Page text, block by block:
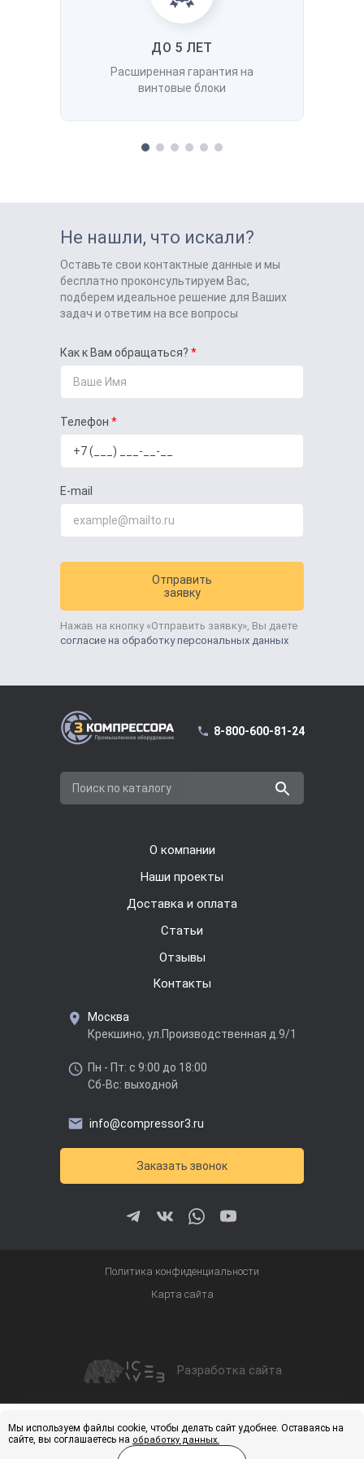
Купить
Получить скидку
ДО 5 ЛЕТ
Расширенная гарантия на
винтовые блоки
Не нашли, что искали?
Оставьте свои контактные данные и мы
бесплатно проконсультируем Вас,
подберем идеальное решение для Ваших
задач и ответим на все вопросы
Как к Вам обращаться?
Телефон
E-mail
Отправить
заявку
Нажав на кнопку «Отправить заявку», Вы даете
согласие на обработку персональных данных
8-800-600-81-24
Поиск по каталогу
О компании
Наши проекты
Доставка и оплата
Cтатьи
Отзывы
Контакты
Москва
Крекшино, ул.Производственная д.9/1
Пн - Пт: с 9:00 до 18:00
Сб-Вс: выходной
info@compressor3.ru
Заказать звонок
Политика конфиденциальности
Карта сайта
Разработка сайта
Мы используем файлы cookie, чтобы делать сайт удобнее. Оставаясь на
сайте, вы соглашаетесь на обработку данных.